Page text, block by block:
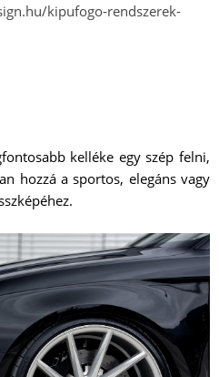
kipufogo-rendszerek-
kelléke egy szép felni,
hozzá a sportos, elegáns vagy